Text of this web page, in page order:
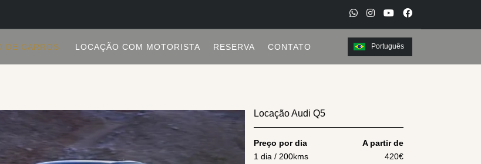
h
n
o
a
DE CARROS LOCAÇÃO COM MOTORISTA RESERVA CONTATO Português
Locação Audi Q5
Preço por dia
A partir de
1 dia / 200kms
420€